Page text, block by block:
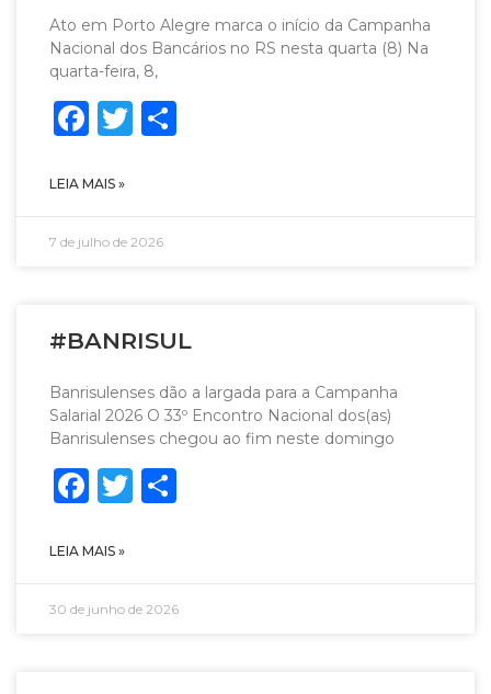
Ato em Porto Alegre marca o início da Campanha
Nacional dos Bancários no RS nesta quarta (8) Na
quarta-feira, 8,
Facebook
Twitter
LEIA MAIS »
7 de julho de 2026
#BANRISUL
Banrisulenses dão a largada para a Campanha
Salarial 2026 O 33º Encontro Nacional dos(as)
Banrisulenses chegou ao fim neste domingo
Facebook
Twitter
LEIA MAIS »
30 de junho de 2026